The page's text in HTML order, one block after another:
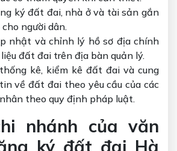
ký đất đai, nhà ở và tài sản gắn
người dân.
nhật và chỉnh lý hồ sơ địa chính
đất đai trên địa bàn quản lý.
kê, kiểm kê đất đai và cung
về đất đai theo yêu cầu của các
theo quy định pháp luật.
nhánh của văn
ký đất đai Hà